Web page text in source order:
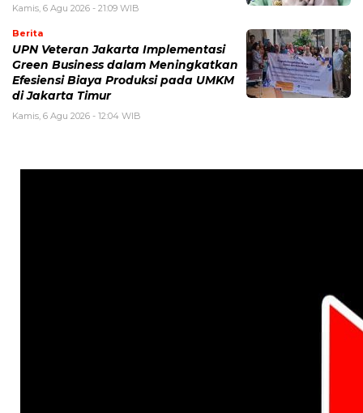
Kamis, 6 Agu 2026 - 21:09 WIB
Berita
UPN Veteran Jakarta Implementasi
Green Business dalam Meningkatkan
Efesiensi Biaya Produksi pada UMKM
di Jakarta Timur
Kamis, 6 Agu 2026 - 12:04 WIB